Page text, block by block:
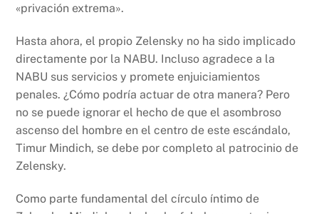
«privación extrema».
Hasta ahora, el propio Zelensky no ha sido implicado
directamente por la NABU. Incluso agradece a la
NABU sus servicios y promete enjuiciamientos
penales. ¿Cómo podría actuar de otra manera? Pero
no se puede ignorar el hecho de que el asombroso
ascenso del hombre en el centro de este escándalo,
Timur Mindich, se debe por completo al patrocinio de
Zelensky.
Como parte fundamental del círculo íntimo de